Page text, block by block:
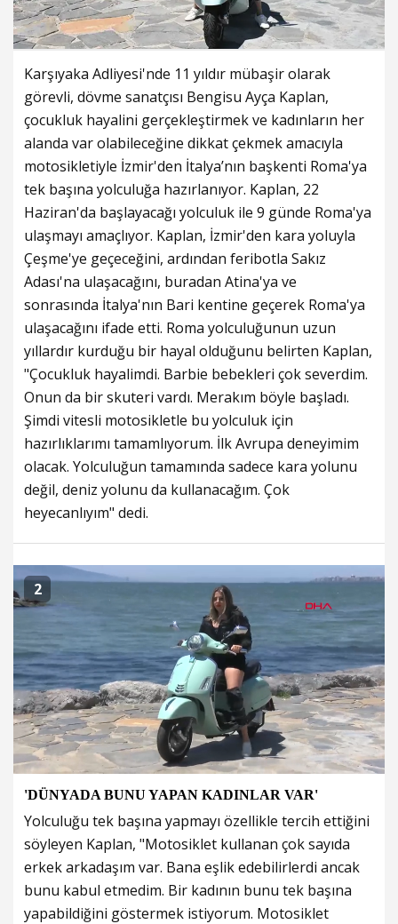
Karşıyaka Adliyesi'nde 11 yıldır mübaşir olarak
görevli, dövme sanatçısı Bengisu Ayça Kaplan,
çocukluk hayalini gerçekleştirmek ve kadınların her
alanda var olabileceğine dikkat çekmek amacıyla
motosikletiyle İzmir'den İtalya’nın başkenti Roma'ya
tek başına yolculuğa hazırlanıyor. Kaplan, 22
Haziran'da başlayacağı yolculuk ile 9 günde Roma'ya
ulaşmayı amaçlıyor. Kaplan, İzmir'den kara yoluyla
Çeşme'ye geçeceğini, ardından feribotla Sakız
Adası'na ulaşacağını, buradan Atina'ya ve
sonrasında İtalya'nın Bari kentine geçerek Roma'ya
ulaşacağını ifade etti. Roma yolculuğunun uzun
yıllardır kurduğu bir hayal olduğunu belirten Kaplan,
"Çocukluk hayalimdi. Barbie bebekleri çok severdim.
Onun da bir skuteri vardı. Merakım böyle başladı.
Şimdi vitesli motosikletle bu yolculuk için
hazırlıklarımı tamamlıyorum. İlk Avrupa deneyimim
olacak. Yolculuğun tamamında sadece kara yolunu
değil, deniz yolunu da kullanacağım. Çok
heyecanlıyım" dedi.
2
'DÜNYADA BUNU YAPAN KADINLAR VAR'
Yolculuğu tek başına yapmayı özellikle tercih ettiğini
söyleyen Kaplan, "Motosiklet kullanan çok sayıda
erkek arkadaşım var. Bana eşlik edebilirlerdi ancak
bunu kabul etmedim. Bir kadının bunu tek başına
yapabildiğini göstermek istiyorum. Motosiklet